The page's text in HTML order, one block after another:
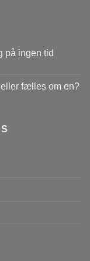
på ingen tid
fælles om en?